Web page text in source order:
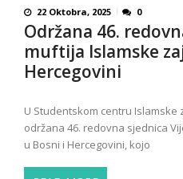
22 Oktobra, 2025 0
Održana 46.
muftija Islamske
Hercegovini
U Studentskom centru
održana 46. redovna sjednica
u Bosni i Hercegovini, kojo